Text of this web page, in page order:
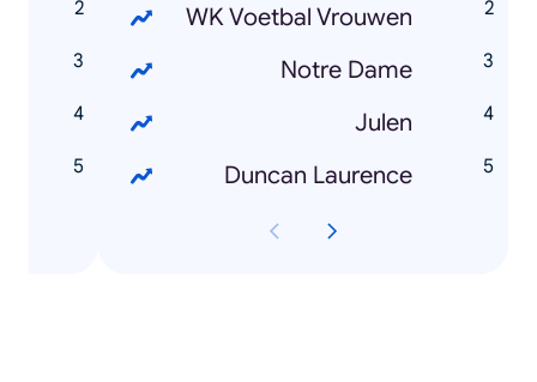
WK Voetbal Vrouwen
Notre Dame
Julen
Duncan Laurence